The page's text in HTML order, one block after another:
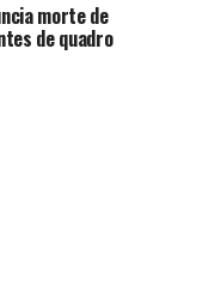
morte de
de quadro